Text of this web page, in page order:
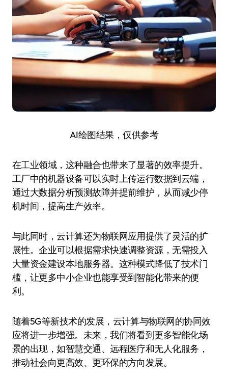
AI绘图结果，仅供参考
在工业领域，这种融合也带来了显著的效率提升。
工厂中的机器设备可以实时上传运行数据到云端，
通过大数据分析预测故障并提前维护，从而减少停
机时间，提高生产效率。
与此同时，云计算还为物联网应用提供了灵活的扩
展性。企业可以根据需求快速调整资源，无需投入
大量资金建设本地服务器。这种模式降低了技术门
槛，让更多中小企业也能享受到智能化带来的便
利。
随着5G等新技术的发展，云计算与物联网的协同效
应将进一步增强。未来，我们将看到更多智能化场
景的出现，如智慧交通、远程医疗和无人化服务，
推动社会向更高效、更环保的方向发展。